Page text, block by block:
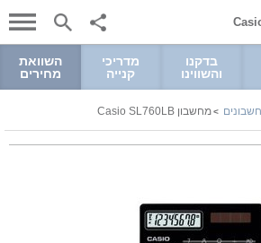
בדקנו
והשווינו
מדריכי
קנייה
השוואת
מחירים
>מחשבון Casio SL760LB